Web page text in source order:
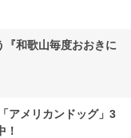
『和歌山毎度おおきに
アメリカンドッグ」3
！